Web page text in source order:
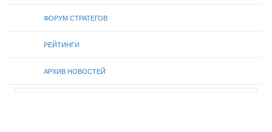
ФОРУМ СТРАТЕГОВ
РЕЙТИНГИ
АРХИВ НОВОСТЕЙ